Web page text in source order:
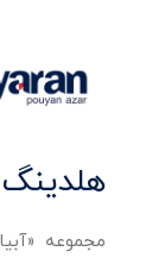
هلدینگ
مجموعه